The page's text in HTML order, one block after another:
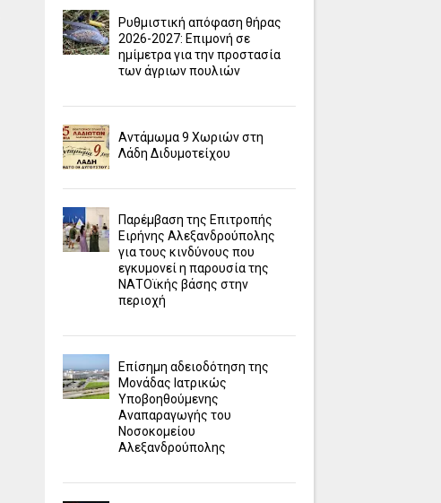
Ρυθμιστική απόφαση θήρας
2026-2027: Επιμονή σε
ημίμετρα για την προστασία
των άγριων πουλιών
Αντάμωμα 9 Χωριών στη
Λάδη Διδυμοτείχου
Παρέμβαση της Επιτροπής
Ειρήνης Αλεξανδρούπολης
για τους κινδύνους που
εγκυμονεί η παρουσία της
ΝΑΤΟϊκής βάσης στην
περιοχή
Επίσημη αδειοδότηση της
Μονάδας Ιατρικώς
Υποβοηθούμενης
Αναπαραγωγής του
Νοσοκομείου
Αλεξανδρούπολης